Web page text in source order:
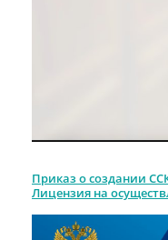
Приказ о создании
Лицензия на